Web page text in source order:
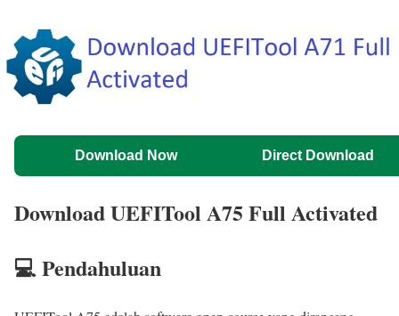
Download Now Direct Download
Download UEFITool A75 Full Activated
💻 Pendahuluan